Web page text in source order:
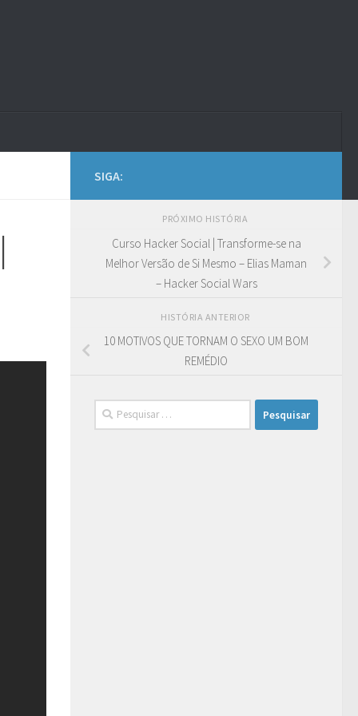
SIGA:
PRÓXIMO HISTÓRIA
Curso Hacker Social | Transforme-se na
Melhor Versão de Si Mesmo – Elias Maman
– Hacker Social Wars
HISTÓRIA ANTERIOR
10 MOTIVOS QUE TORNAM O SEXO UM BOM
REMÉDIO
Pesquisar
por: